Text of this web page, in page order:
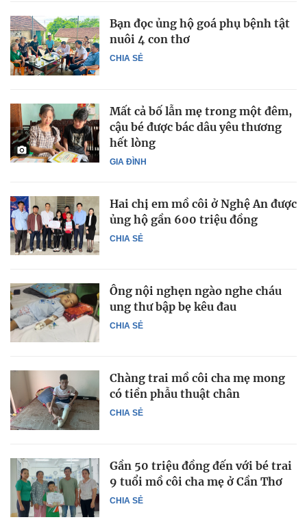
CHIA SẺ
Bạn đọc ủng hộ goá phụ bệnh tật
nuôi 4 con thơ
GIA ĐÌNH
Mất cả bố lẫn mẹ trong một đêm,
cậu bé được bác dâu yêu thương
hết lòng
CHIA SẺ
Hai chị em mồ côi ở Nghệ An được
ủng hộ gần 600 triệu đồng
CHIA SẺ
Ông nội nghẹn ngào nghe cháu
ung thư bập bẹ kêu đau
CHIA SẺ
Chàng trai mồ côi cha mẹ mong
có tiền phẫu thuật chân
CHIA SẺ
Gần 50 triệu đồng đến với bé trai
9 tuổi mồ côi cha mẹ ở Cần Thơ